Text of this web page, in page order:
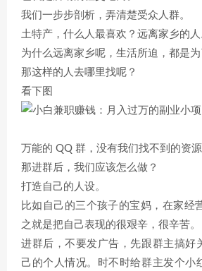
我们一步步剖析，弄清楚受众人群。
土特产，什么人最喜欢？远离家乡的人
为什么远离家乡呢，生活所迫，都是为
那这样的人去哪里找呢？
看下图
万能的 QQ 群，没有我们找不到的资源
那进群后，我们应该怎么做？
打造自己的人设。
比如自己的三个孩子的宝妈，在家经
之就是把自己表现的很艰辛，很辛苦。
进群后，不要发广告，先跟群主搞好
己的个人情况。时不时给群主发个小